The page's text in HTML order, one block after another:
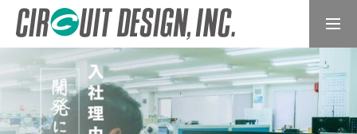
インターンシップ 採用エントリー
トップページ